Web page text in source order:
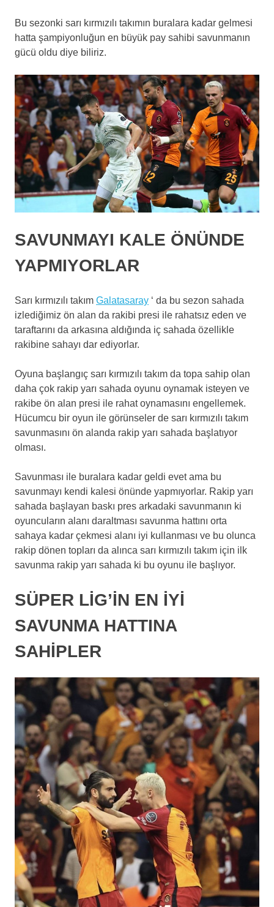
Bu sezonki sarı kırmızılı takımın buralara kadar gelmesi
hatta şampiyonluğun en büyük pay sahibi savunmanın
gücü oldu diye biliriz.
SAVUNMAYI KALE ÖNÜNDE
YAPMIYORLAR
Sarı kırmızılı takım Galatasaray ‘ da bu sezon sahada
izlediğimiz ön alan da rakibi presi ile rahatsız eden ve
taraftarını da arkasına aldığında iç sahada özellikle
rakibine sahayı dar ediyorlar.
Oyuna başlangıç sarı kırmızılı takım da topa sahip olan
daha çok rakip yarı sahada oyunu oynamak isteyen ve
rakibe ön alan presi ile rahat oynamasını engellemek.
Hücumcu bir oyun ile görünseler de sarı kırmızılı takım
savunmasını ön alanda rakip yarı sahada başlatıyor
olması.
Savunması ile buralara kadar geldi evet ama bu
savunmayı kendi kalesi önünde yapmıyorlar. Rakip yarı
sahada başlayan baskı pres arkadaki savunmanın ki
oyuncuların alanı daraltması savunma hattını orta
sahaya kadar çekmesi alanı iyi kullanması ve bu olunca
rakip dönen topları da alınca sarı kırmızılı takım için ilk
savunma rakip yarı sahada ki bu oyunu ile başlıyor.
SÜPER LİG’İN EN İYİ
SAVUNMA HATTINA
SAHİPLER